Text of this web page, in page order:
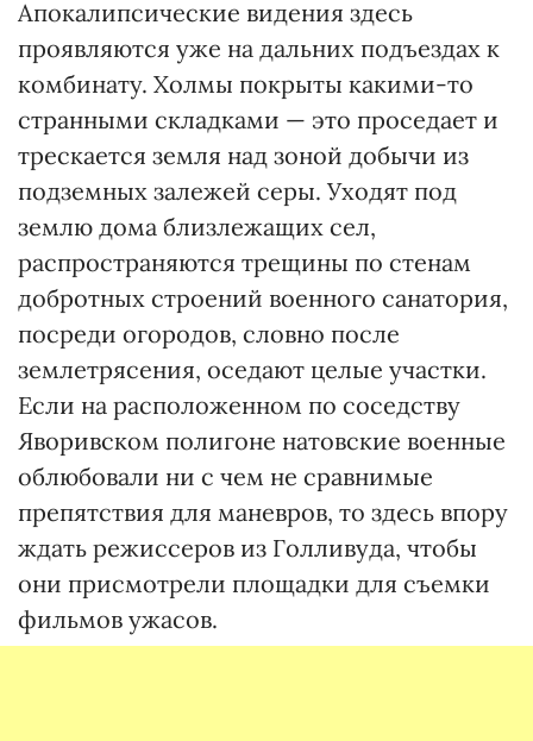
Апокалипсические видения здесь
проявляются уже на дальних подъездах к
комбинату. Холмы покрыты какими-то
странными складками — это проседает и
трескается земля над зоной добычи из
подземных залежей серы. Уходят под
землю дома близлежащих сел,
распространяются трещины по стенам
добротных строений военного санатория,
посреди огородов, словно после
землетрясения, оседают целые участки.
Если на расположенном по соседству
Яворивском полигоне натовские военные
облюбовали ни с чем не сравнимые
препятствия для маневров, то здесь впору
ждать режиссеров из Голливуда, чтобы
они присмотрели площадки для съемки
фильмов ужасов.